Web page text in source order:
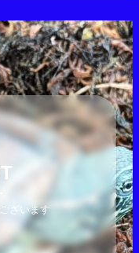
ざいます